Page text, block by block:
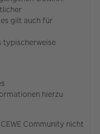
gilt auch für
typischerweise
hierzu
Community nicht